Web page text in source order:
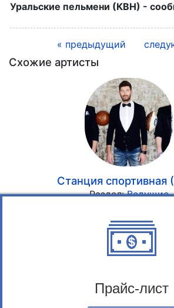
Уральские пельмени (КВН) -
« предыдущий
Схожие артисты
Станция спортивная
Раздел:Ведущие
Прайс-лист